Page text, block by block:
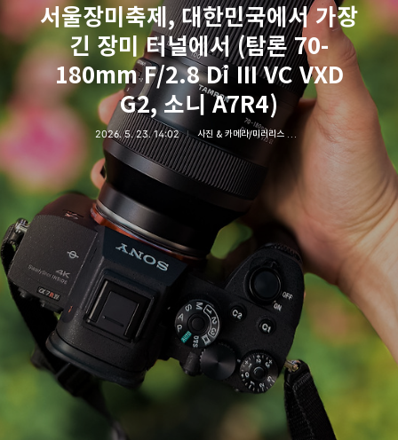
서울장미축제, 대한민국에서 가장
긴 장미 터널에서 (탐론 70-
180mm F/2.8 Di III VC VXD
G2, 소니 A7R4)
2026. 5. 23. 14:02